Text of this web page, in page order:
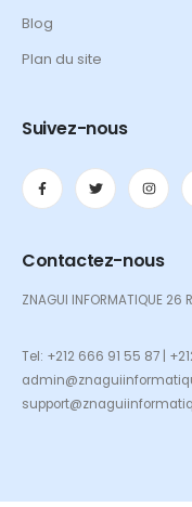
Blog
Plan du site
Suivez-nous
Contactez-nous
ZNAGUI INFORMATIQUE
Tel: +212 666 91 55 87 |